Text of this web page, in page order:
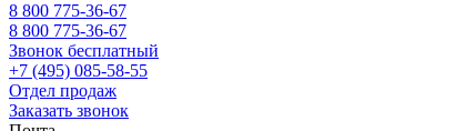
8 800 775-36-67
8 800 775-36-67
Звонок бесплатный
+7 (495) 085-58-55
Отдел продаж
Заказать звонок